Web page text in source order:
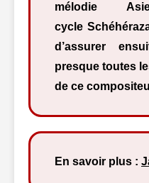
mélodie
cycle
d’assurer
presque toutes
de ce
En savoir plus :